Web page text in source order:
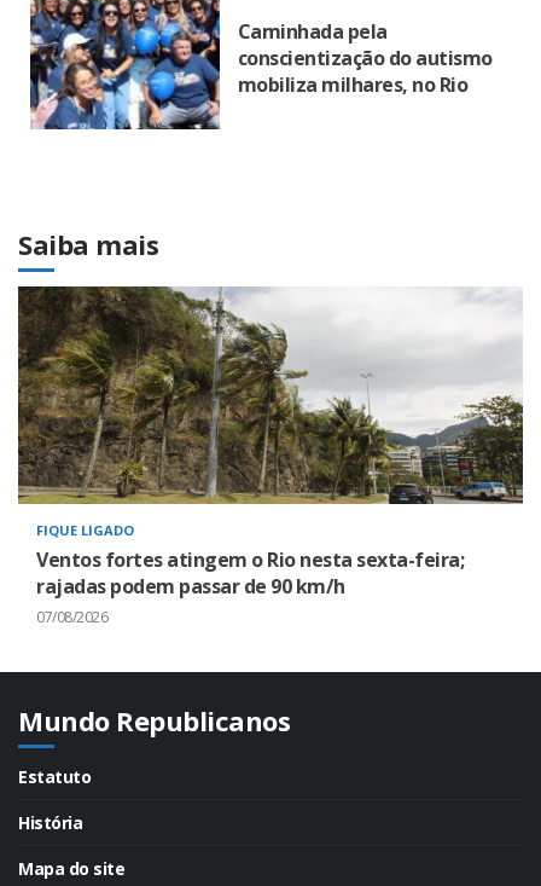
Caminhada pela
conscientização do autismo
mobiliza milhares, no Rio
Saiba mais
FIQUE LIGADO
Ventos fortes atingem o Rio nesta sexta-feira;
rajadas podem passar de 90 km/h
07/08/2026
Mundo Republicanos
Estatuto
História
Mapa do site